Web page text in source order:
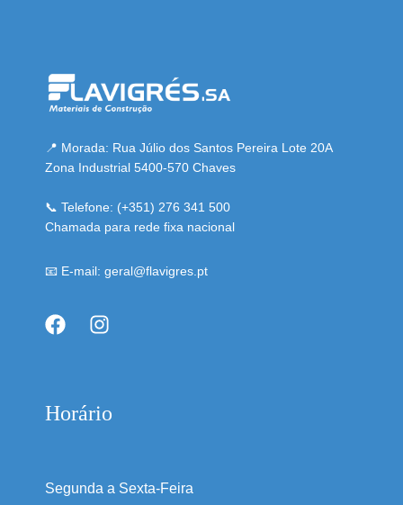
📍 Morada: Rua Júlio dos Santos Pereira Lote 20A
Zona Industrial 5400-570 Chaves
📞 Telefone: (+351) 276 341 500
Chamada para rede fixa nacional
📧 E-mail: geral@flavigres.pt
Horário
Segunda a Sexta-Feira